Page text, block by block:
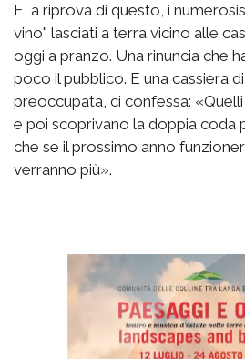
E, a riprova di questo, i
vino" lasciati a terra vicino alle
oggi a pranzo. Una rinuncia che
poco il pubblico. E una cassiera
preoccupata, ci confessa:
e poi scoprivano la doppia coda
che se il prossimo anno
verranno più».